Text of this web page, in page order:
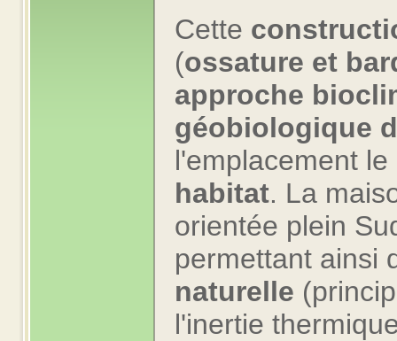
Cette
(ossature et
approche
géobiologique
l'emplacement le
habitat. La
orientée plein
permettant ainsi
naturelle
l'inertie